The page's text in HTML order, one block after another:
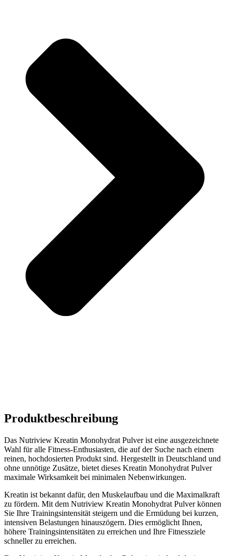
Produktbeschreibung
Das Nutriview Kreatin Monohydrat Pulver ist eine ausgezeichnete
Wahl für alle Fitness-Enthusiasten, die auf der Suche nach einem
reinen, hochdosierten Produkt sind. Hergestellt in Deutschland und
ohne unnötige Zusätze, bietet dieses Kreatin Monohydrat Pulver
maximale Wirksamkeit bei minimalen Nebenwirkungen.
Kreatin ist bekannt dafür, den Muskelaufbau und die Maximalkraft
zu fördern. Mit dem Nutriview Kreatin Monohydrat Pulver können
Sie Ihre Trainingsintensität steigern und die Ermüdung bei kurzen,
intensiven Belastungen hinauszögern. Dies ermöglicht Ihnen,
höhere Trainingsintensitäten zu erreichen und Ihre Fitnessziele
schneller zu erreichen.